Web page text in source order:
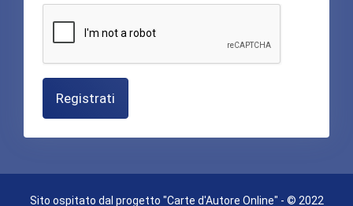
Registrati
Sito ospitato dal progetto "Carte d'Autore Online" - © 2022